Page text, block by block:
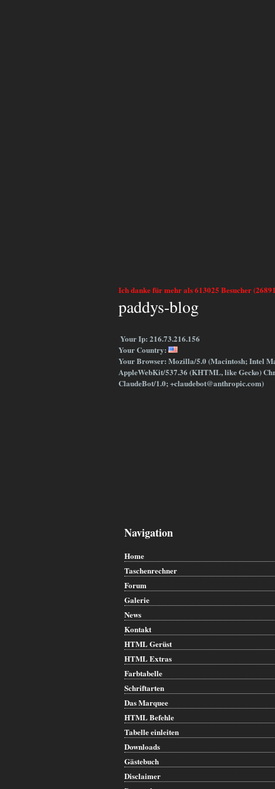
Ich danke für mehr als 613025 Besucher
paddys-blog
Your Ip: 216.73.216.156
Your Country:
Your Browser: Mozilla/5.0 (Macintosh; Intel
AppleWebKit/537.36 (KHTML, like Gecko)
ClaudeBot/1.0; +claudebot@anthropic.com)
Navigation
Home
Taschenrechner
Forum
Galerie
News
Kontakt
HTML Gerüst
HTML Extras
Farbtabelle
Schriftarten
Das Marquee
HTML Befehle
Tabelle einleiten
Downloads
Gästebuch
Disclaimer